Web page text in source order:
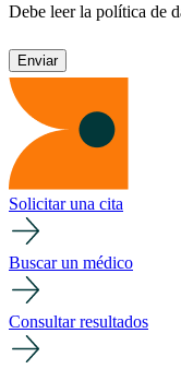
Debe leer la política de
Solicitar una cita
Buscar un médico
Consultar resultados